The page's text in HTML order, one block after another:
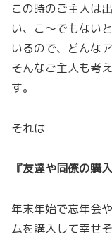
この時のご主人は
い、こ～でもない
いるので、どんな
そんなご主人も考
す。
それは
『友達や同僚の購入
年末年始で忘年会
ムを購入して幸せ